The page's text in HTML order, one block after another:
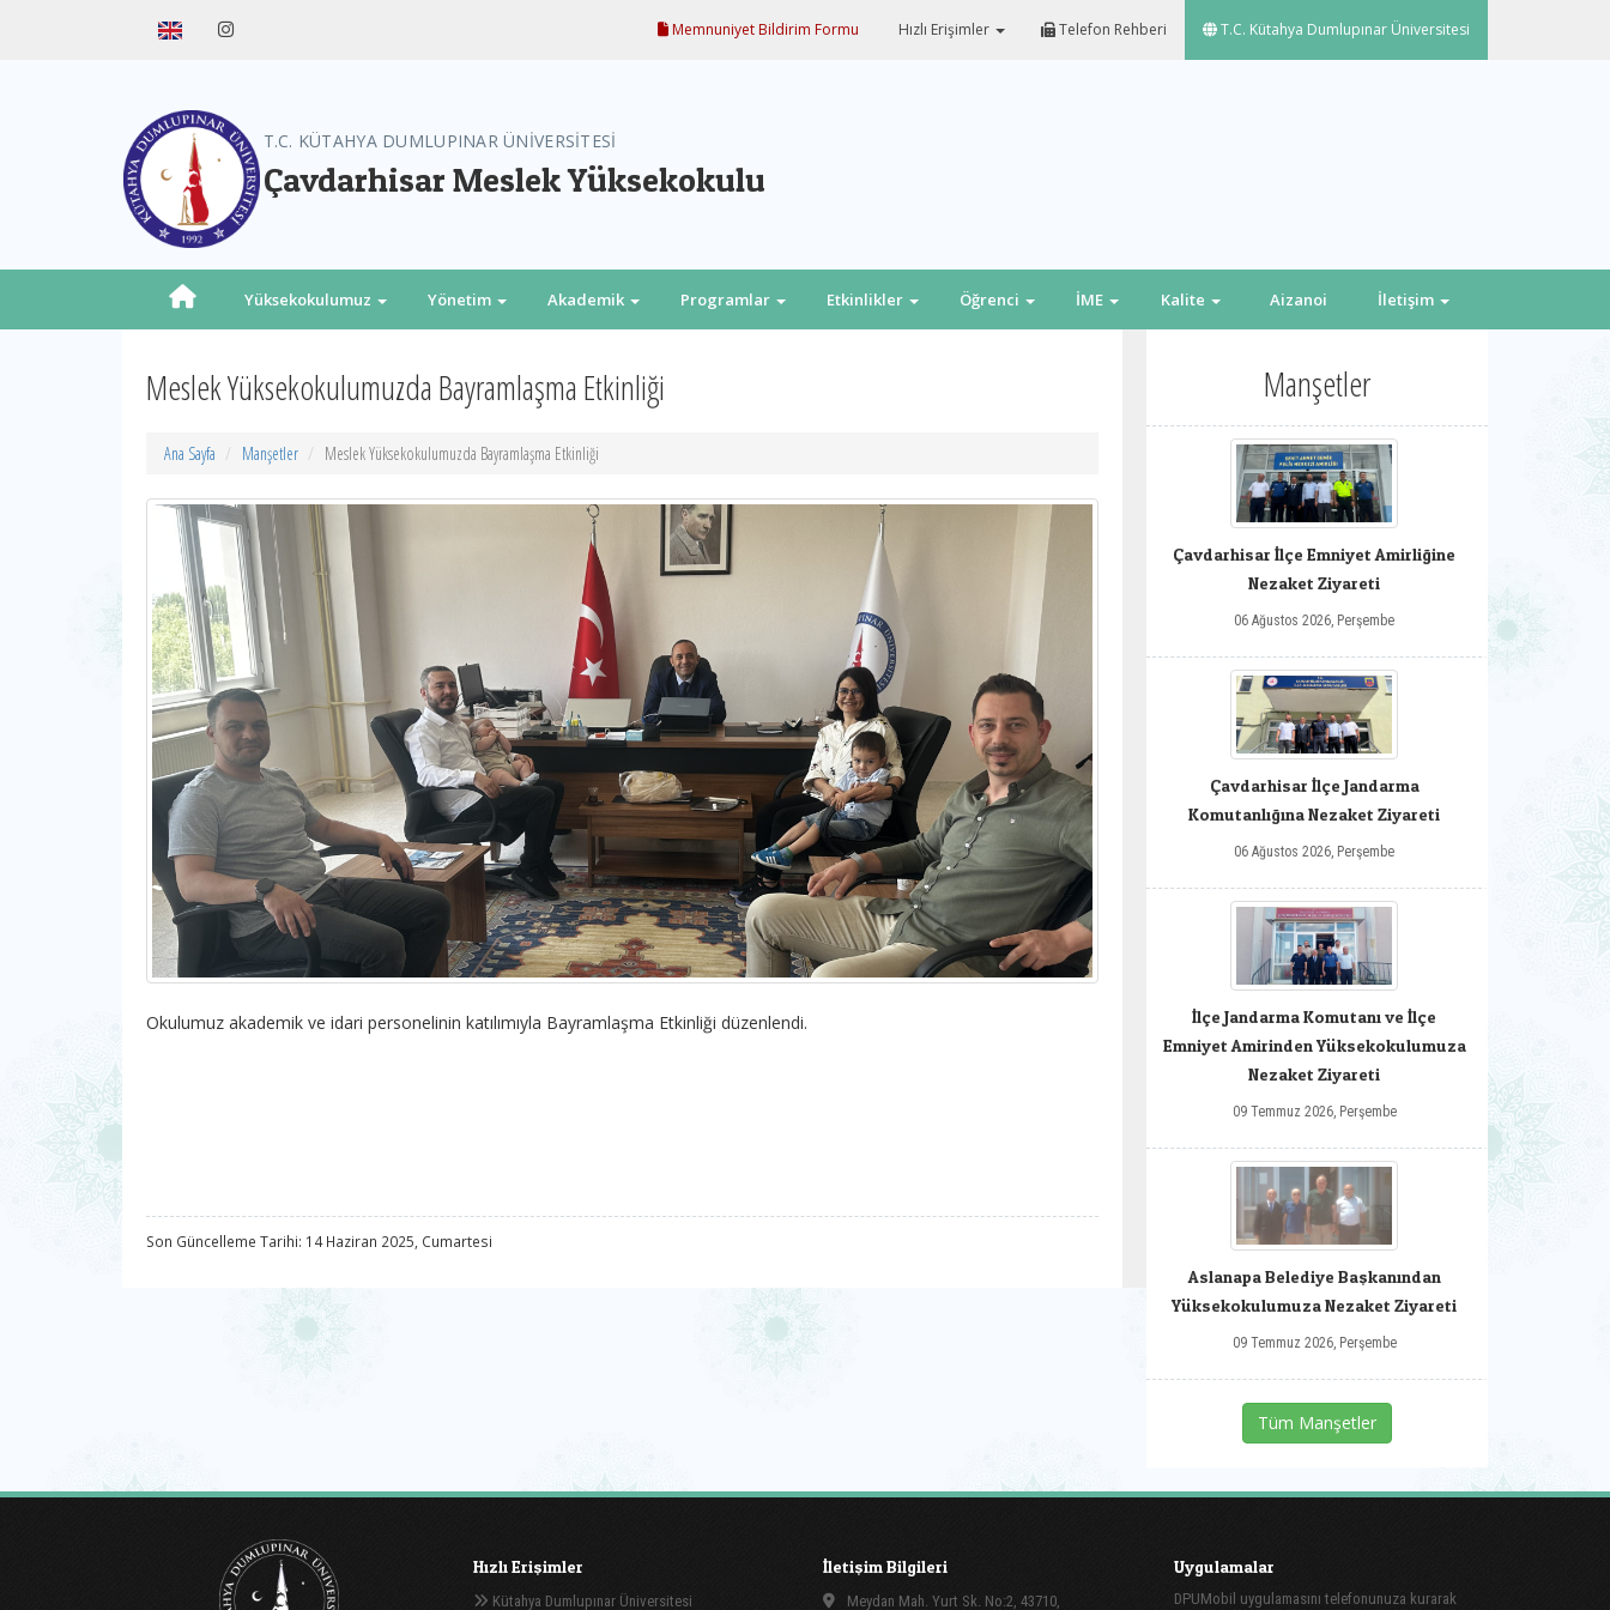
Memnuniyet Bildirim Formu Hızlı Erişimler Telefon Rehberi T.C. Kütahya Dumlupınar Üniversitesi
T.C. KÜTAHYA DUMLUPINAR ÜNİVERSİTESİ
Çavdarhisar Meslek Yüksekokulu
Yüksekokulumuz Yönetim Akademik Programlar Etkinlikler Öğrenci İME Kalite Aizanoi İletişim
Meslek Yüksekokulumuzda Bayramlaşma Etkinliği
Ana Sayfa Manşetler Meslek Yüksekokulumuzda Bayramlaşma Etkinliği
Okulumuz akademik ve idari personelinin katılımıyla Bayramlaşma Etkinliği düzenlendi.
Son Güncelleme Tarihi: 14 Haziran 2025, Cumartesi
Manşetler
Çavdarhisar İlçe Emniyet Amirliğine
Nezaket Ziyareti
06 Ağustos 2026, Perşembe
Çavdarhisar İlçe Jandarma
Komutanlığına Nezaket Ziyareti
06 Ağustos 2026, Perşembe
İlçe Jandarma Komutanı ve İlçe
Emniyet Amirinden Yüksekokulumuza
Nezaket Ziyareti
09 Temmuz 2026, Perşembe
Aslanapa Belediye Başkanından
Yüksekokulumuza Nezaket Ziyareti
09 Temmuz 2026, Perşembe
Tüm Manşetler
Hızlı Erişimler
Kütahya Dumlupınar Üniversitesi
İletişim Bilgileri
Meydan Mah. Yurt Sk. No:2, 43710,
Uygulamalar
DPUMobil uygulamasını telefonunuza kurarak